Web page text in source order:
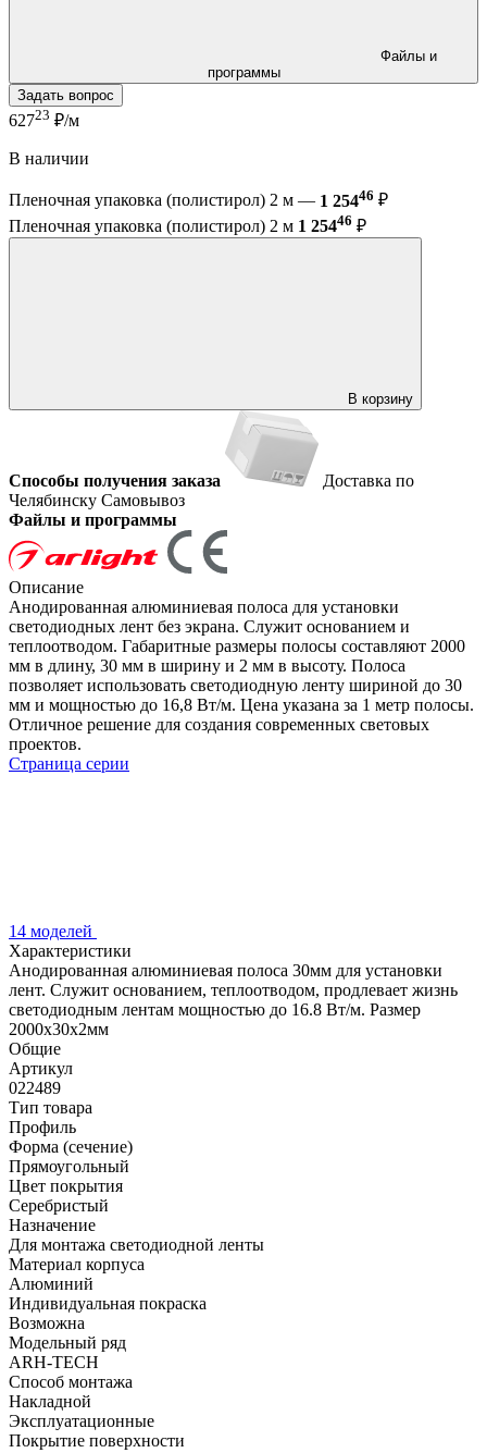
программы
Задать вопрос
62723 ₽/м
В наличии
Пленочная упаковка (полистирол) 2 м — 1 25446 ₽
Пленочная упаковка (полистирол) 2 м 1 25446 ₽
В корзину
Способы получения заказа
Доставка по
Челябинску Самовывоз
Файлы и программы
Описание
Анодированная алюминиевая полоса для установки
светодиодных лент без экрана. Служит основанием и
теплоотводом. Габаритные размеры полосы составляют 2000
мм в длину, 30 мм в ширину и 2 мм в высоту. Полоса
позволяет использовать светодиодную ленту шириной до 30
мм и мощностью до 16,8 Вт/м. Цена указана за 1 метр полосы.
Отличное решение для создания современных световых
проектов.
Страница серии
14 моделей
Характеристики
Анодированная алюминиевая полоса 30мм для установки
лент. Служит основанием, теплоотводом, продлевает жизнь
светодиодным лентам мощностью до 16.8 Вт/м. Размер
2000х30х2мм
Общие
Артикул
022489
Тип товара
Профиль
Форма (сечение)
Прямоугольный
Цвет покрытия
Серебристый
Назначение
Для монтажа светодиодной ленты
Материал корпуса
Алюминий
Индивидуальная покраска
Возможна
Модельный ряд
ARH-TECH
Способ монтажа
Накладной
Эксплуатационные
Покрытие поверхности